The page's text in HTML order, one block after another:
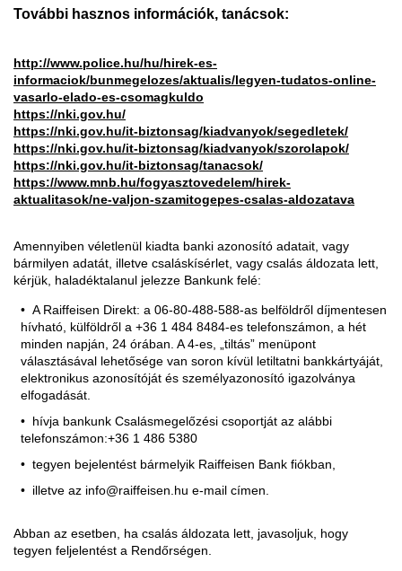
További hasznos információk, tanácsok:
http://www.police.hu/hu/hirek-es-
informaciok/bunmegelozes/aktualis/legyen-tudatos-online-
vasarlo-elado-es-csomagkuldo
https://nki.gov.hu/
https://nki.gov.hu/it-biztonsag/kiadvanyok/segedletek/
https://nki.gov.hu/it-biztonsag/kiadvanyok/szorolapok/
https://nki.gov.hu/it-biztonsag/tanacsok/
https://www.mnb.hu/fogyasztovedelem/hirek-
aktualitasok/ne-valjon-szamitogepes-csalas-aldozatava
Amennyiben véletlenül kiadta banki azonosító adatait, vagy
bármilyen adatát, illetve csaláskísérlet, vagy csalás áldozata lett,
kérjük, haladéktalanul jelezze Bankunk felé:
A Raiffeisen Direkt: a 06-80-488-588-as belföldről díjmentesen
hívható, külföldről a +36 1 484 8484-es telefonszámon, a hét
minden napján, 24 órában. A 4-es, „tiltás” menüpont
választásával lehetősége van soron kívül letiltatni bankkártyáját,
elektronikus azonosítóját és személyazonosító igazolványa
elfogadását.
hívja bankunk Csalásmegelőzési csoportját az alábbi
telefonszámon:+36 1 486 5380
tegyen bejelentést bármelyik Raiffeisen Bank fiókban,
illetve az info@raiffeisen.hu e-mail címen.
Abban az esetben, ha csalás áldozata lett, javasoljuk, hogy
tegyen feljelentést a Rendőrségen.